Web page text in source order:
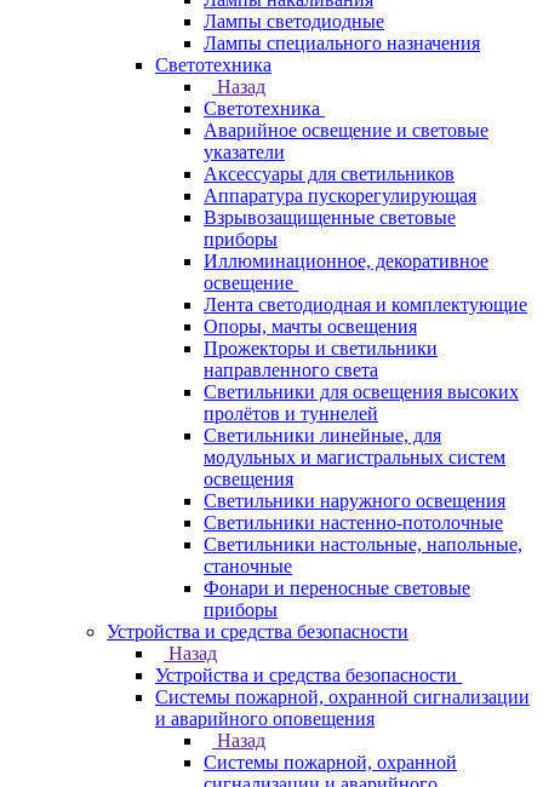
Лампы светодиодные
Лампы специального назначения
Светотехника
Назад
Светотехника
Аварийное освещение и световые
указатели
Аксессуары для светильников
Аппаратура пускорегулирующая
Взрывозащищенные световые
приборы
Иллюминационное, декоративное
освещение
Лента светодиодная и комплектующие
Опоры, мачты освещения
Прожекторы и светильники
направленного света
Светильники для освещения высоких
пролётов и туннелей
Светильники линейные, для
модульных и магистральных систем
освещения
Светильники наружного освещения
Светильники настенно-потолочные
Светильники настольные, напольные,
станочные
Фонари и переносные световые
приборы
Устройства и средства безопасности
Назад
Устройства и средства безопасности
Системы пожарной, охранной сигнализации
и аварийного оповещения
Назад
Системы пожарной, охранной